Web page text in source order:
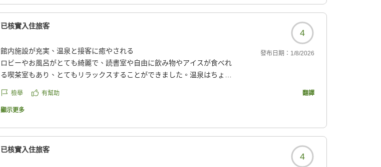
已核實入住旅客
4
館内施設が充実、温泉と接客に癒やされる
ロビーやお風呂がとても綺麗で、読書室や自由に飲み物やアイスが食べれ
る喫茶室もあり、とてもリラックスすることができました。温泉はちょう
宿の方がみなさん優しくていい方たちでした。
クチコミの詳細はこちらから
reviewId=33123478293289
發布日期： 1/8/2026
檢舉 有幫助 翻譯
顯示更多
已核實入住旅客
4